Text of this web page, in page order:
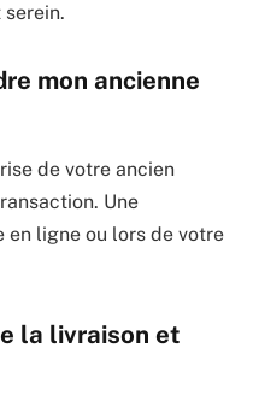
serein.
mon ancienne
de votre ancien
Une
ligne ou lors de votre
la livraison et